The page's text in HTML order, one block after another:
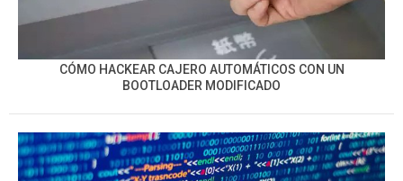
CÓMO HACKEAR CAJERO AUTOMÁTICOS CON UN
BOOTLOADER MODIFICADO